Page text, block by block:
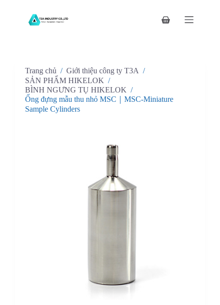
Giỏ
Trang chủ / Giới thiệu công ty T3A
/
SẢN PHẨM HIKELOK /
BÌNH NGƯNG TỤ HIKELOK /
Ống đựng mẫu thu nhỏ MSC｜MSC-Miniature
Sample Cylinders